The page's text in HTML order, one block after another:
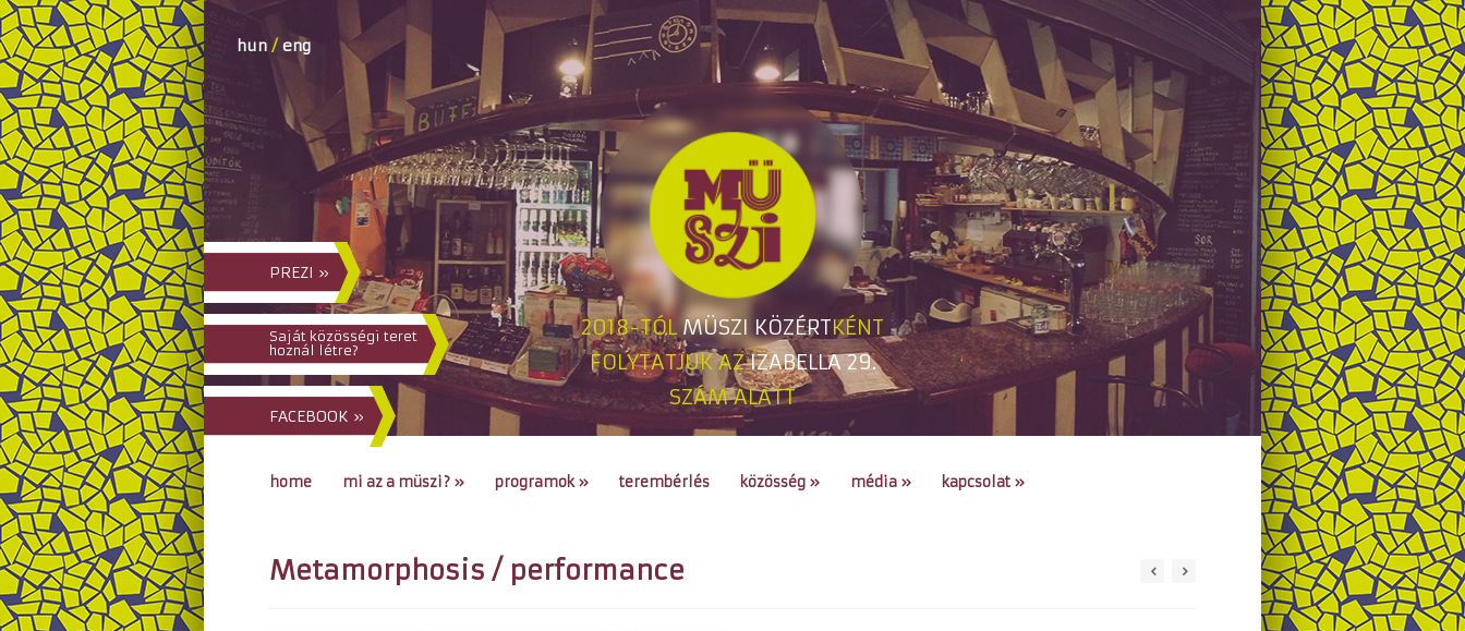
2018-TÓLMÜSZI KÖZÉRTKÉNT
FOLYTATJUK AZIZABELLA 29.
SZÁM ALATT
hun / eng
PREZI »
Saját közösségi teret
hoznál létre?
FACEBOOK »
home mi az a müszi? » programok» terembérlés közösség » média » kapcsolat »
Metamorphosis / performance